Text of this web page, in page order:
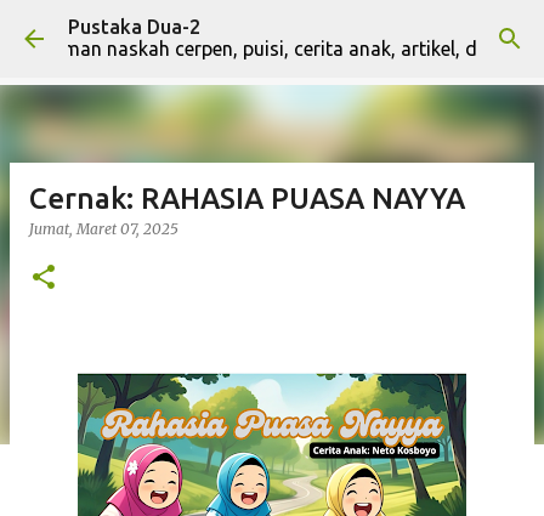
Langsung ke konten utama
Pustaka Dua-2
naskah cerpen, puisi, cerita anak, artikel, dan naskah
Cernak: RAHASIA PUASA NAYYA
Jumat, Maret 07, 2025